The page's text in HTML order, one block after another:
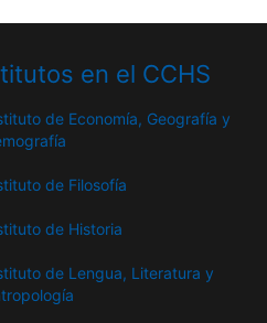
en el CCHS
de Economía, Geografía y
de Filosofía
de Historia
de Lengua, Literatura y